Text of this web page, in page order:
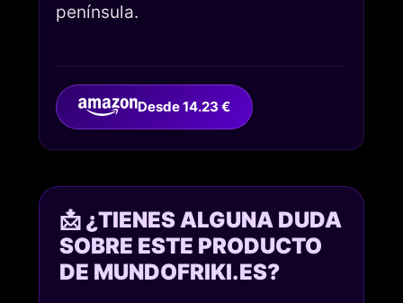
península.
Desde 14.23 €
📩 ¿TIENES ALGUNA DUDA
SOBRE ESTE PRODUCTO
DE MUNDOFRIKI.ES?